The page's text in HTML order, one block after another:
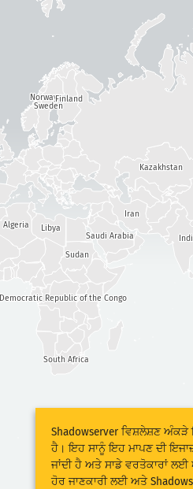
Democratic Republic of the Congo
South Africa
Kazakhstan
Norway
Sweden
Finland
Libya
Sudan
Iran
Saudi Arabia
Algeria
Shadowserver ਵਿਸ਼ਲੇਸ਼ਣ
ਹੈ। ਇਹ ਸਾਨੂੰ ਇਹ ਮਾਪਣ ਦੀ
ਜਾਂਦੀ ਹੈ ਅਤੇ ਸਾਡੇ ਵਰਤੋਕਾਰਾਂ
ਹੋਰ ਜਾਣਕਾਰੀ ਲਈ ਅਤੇ